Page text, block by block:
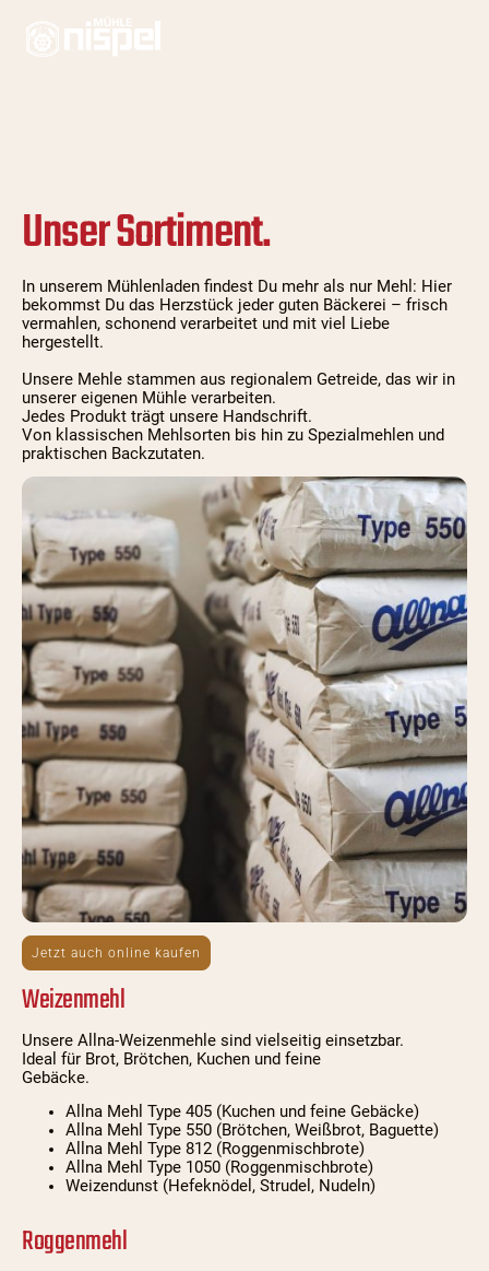
Unser Sortiment.
In unserem Mühlenladen findest Du mehr als nur Mehl: Hier
bekommst Du das Herzstück jeder guten Bäckerei – frisch
vermahlen, schonend verarbeitet und mit viel Liebe
hergestellt.
Unsere Mehle stammen aus regionalem Getreide, das wir in
unserer eigenen Mühle verarbeiten.
Jedes Produkt trägt unsere Handschrift.
Von klassischen Mehlsorten bis hin zu Spezialmehlen und
praktischen Backzutaten.
Weizenmehl
Jetzt auch online kaufen
Unsere Allna-Weizenmehle sind vielseitig einsetzbar.
Ideal für Brot, Brötchen, Kuchen und feine
Gebäcke.
Allna Mehl Type 405 (Kuchen und feine Gebäcke)
Allna Mehl Type 550 (Brötchen, Weißbrot, Baguette)
Allna Mehl Type 812 (Roggenmischbrote)
Allna Mehl Type 1050 (Roggenmischbrote)
Weizendunst (Hefeknödel, Strudel, Nudeln)
Roggenmehl